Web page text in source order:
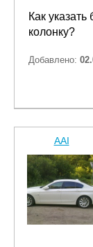
Как
колонку?
Добавлено:
AAI